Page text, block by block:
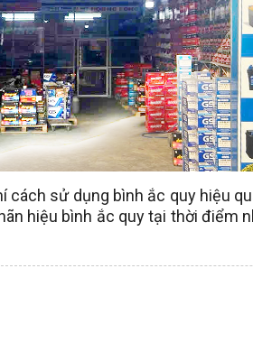
cách sử dụng bình ắc quy hiệu
hiệu bình ắc quy tại thời điểm